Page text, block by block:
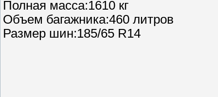
Полная масса:1610 кг
Объем багажника:460 литров
Размер шин:185/65 R14